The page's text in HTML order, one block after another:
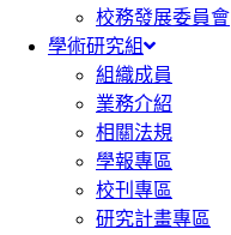
校務發展委員會
學術研究組
組織成員
業務介紹
相關法規
學報專區
校刊專區
研究計畫專區